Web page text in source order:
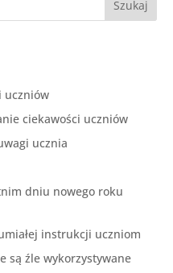
Szukaj
uczniów
ciekawości uczniów
ucznia
dniu nowego roku
instrukcji uczniom
są źle wykorzystywane